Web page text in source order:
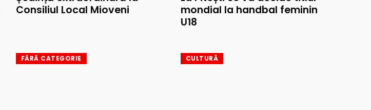
Consiliul Local Mioveni
mondial la handbal feminin
U18
FĂRĂ CATEGORIE CULTURĂ